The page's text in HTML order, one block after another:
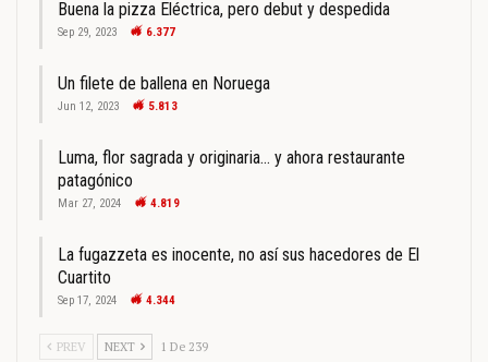
Buena la pizza Eléctrica, pero debut y despedida
Sep 29, 2023 6.377
Un filete de ballena en Noruega
Jun 12, 2023 5.813
Luma, flor sagrada y originaria… y ahora restaurante
patagónico
Mar 27, 2024 4.819
La fugazzeta es inocente, no así sus hacedores de El
Cuartito
Sep 17, 2024 4.344
PREV NEXT 1 De 239